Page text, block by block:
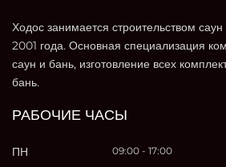
Ходос занимается строительством
2001 года. Основная специализация
саун и бань, изготовление всех
бань.
РАБОЧИЕ ЧАСЫ
ПН 09:00 - 17:00